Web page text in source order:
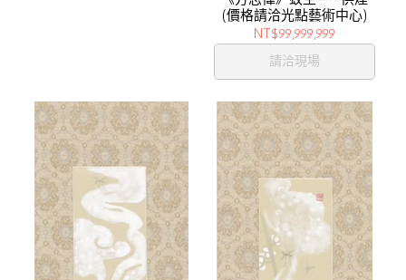
(價格請洽光點藝術中心)
NT$99,999,999
請洽現場